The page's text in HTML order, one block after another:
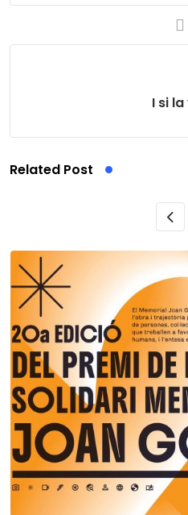
I si
Related Post